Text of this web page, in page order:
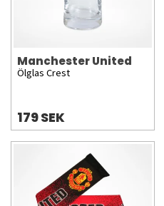
Manchester United
Ölglas Crest
179 SEK